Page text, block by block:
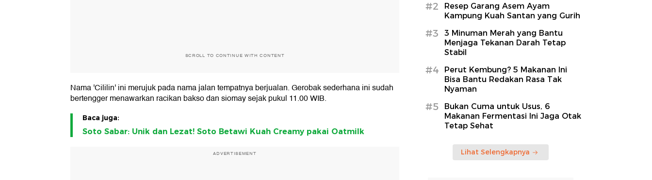
SCROLL TO CONTINUE WITH CONTENT
Nama 'Cililin' ini merujuk pada nama jalan tempatnya berjualan. Gerobak sederhana ini sudah
bertengger menawarkan racikan bakso dan siomay sejak pukul 11.00 WIB.
Baca juga:
Soto Sabar: Unik dan Lezat! Soto Betawi Kuah Creamy pakai Oatmilk
ADVERTISEMENT
#2
Resep Garang Asem Ayam
Kampung Kuah Santan yang Gurih
#3
3 Minuman Merah yang Bantu
Menjaga Tekanan Darah Tetap
Stabil
#4
Perut Kembung? 5 Makanan Ini
Bisa Bantu Redakan Rasa Tak
Nyaman
#5
Bukan Cuma untuk Usus, 6
Makanan Fermentasi Ini Jaga Otak
Tetap Sehat
Lihat Selengkapnya